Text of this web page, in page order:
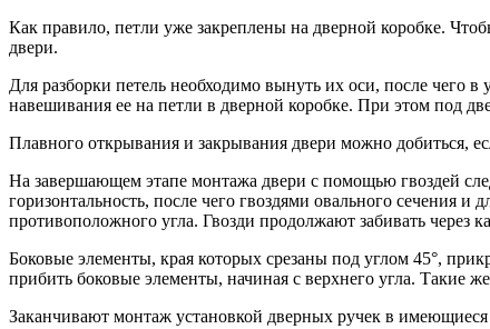
Как правило, петли уже закреплены на дверной коробке.
двери.
Для разборки петель необходимо вынуть их оси, после чего
навешивания ее на петли в дверной коробке. При этом под
Плавного открывания и закрывания двери можно добиться,
На завершающем этапе монтажа двери с помощью гвоздей
горизонтальность, после чего гвоздями овального сечения
противоположного угла. Гвозди продолжают забивать через
Боковые элементы, края которых срезаны под углом 45°,
прибить боковые элементы, начиная с верхнего угла. Такие
Заканчивают монтаж установкой дверных ручек в